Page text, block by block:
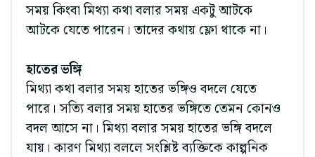
সময় কিংবা মিথ্যা কথা বলার সময় একটু আটকে
আটকে যেতে পারেন। তাদের কথায় ফ্লো থাকে না।
হাতের ভঙ্গি
মিথ্যা কথা বলার সময় হাতের ভঙ্গিও বদলে যেতে
পারে। সত্যি বলার সময় হাতের ভঙ্গিতে তেমন কোনও
বদল আসে না। মিথ্যা বলার সময় হাতের ভঙ্গি বদলে
যায়। কারণ মিথ্যা বললে সংশ্লিষ্ট ব্যক্তিকে কাল্পনিক